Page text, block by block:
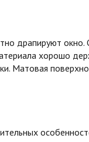
драпируют окно.
хорошо
Матовая